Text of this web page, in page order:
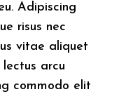
Adipiscing
risus nec
vitae aliquet
arcu
commodo elit